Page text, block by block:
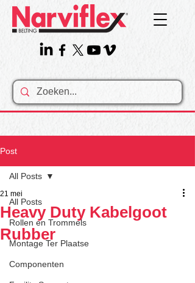
Post
All Posts
Rollen en Trommels
Montage Ter Plaatse
Componenten
All Posts
Heavy Duty Kabelgoot
Rubber
21 mei